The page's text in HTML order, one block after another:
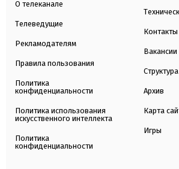
О телеканале
Телеведущие
Рекламодателям
Правила пользования
Политика
конфиденциальности
Политика использования
искусственного интеллекта
Политика
конфиденциальности
Контакты
Вакансии
Архив
Карта
Игры